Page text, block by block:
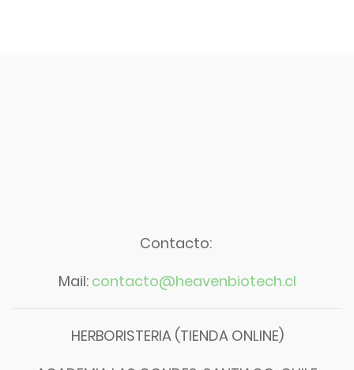
Contacto:
Mail: contacto@heavenbiotech.cl
HERBORISTERIA (TIENDA ONLINE)